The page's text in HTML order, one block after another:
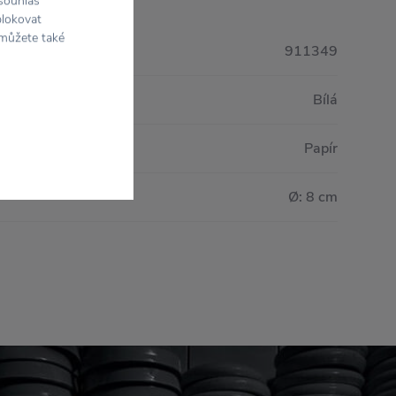
911349
Bílá
Papír
Ø: 8 cm
také